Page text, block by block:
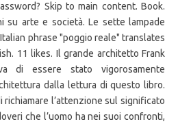
Skip to main content. Book.
su arte e società. Le sette lampade
phrase "poggio reale" translates
11 likes. Il grande architetto Frank
di essere stato vigorosamente
dalla lettura di questo libro.
richiamare l’attenzione sul significato
che l’uomo ha nei suoi confronti,